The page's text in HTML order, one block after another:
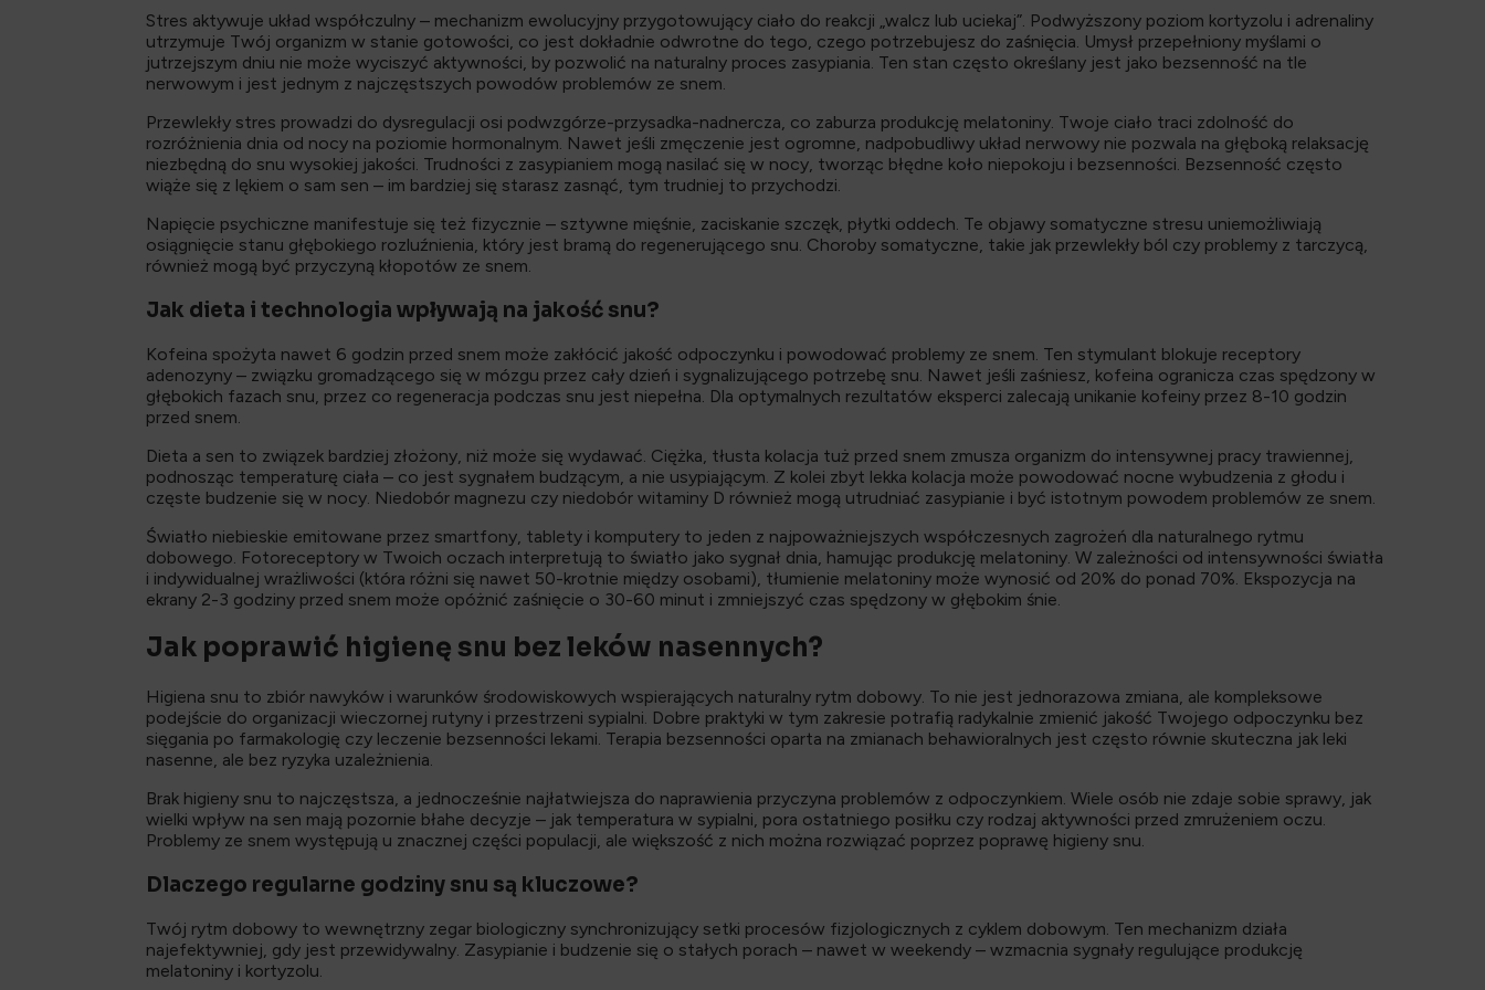
Stres aktywuje układ współczulny – mechanizm ewolucyjny przygotowujący ciało do reakcji „walcz lub uciekaj”. Podwyższony poziom kortyzolu i adrenaliny
utrzymuje Twój organizm w stanie gotowości, co jest dokładnie odwrotne do tego, czego potrzebujesz do zaśnięcia. Umysł przepełniony myślami o
jutrzejszym dniu nie może wyciszyć aktywności, by pozwolić na naturalny proces zasypiania. Ten stan często określany jest jako bezsenność na tle
nerwowym i jest jednym z najczęstszych powodów problemów ze snem.
Przewlekły stres prowadzi do dysregulacji osi podwzgórze-przysadka-nadnercza, co zaburza produkcję melatoniny. Twoje ciało traci zdolność do
rozróżnienia dnia od nocy na poziomie hormonalnym. Nawet jeśli zmęczenie jest ogromne, nadpobudliwy układ nerwowy nie pozwala na głęboką relaksację
niezbędną do snu wysokiej jakości. Trudności z zasypianiem mogą nasilać się w nocy, tworząc błędne koło niepokoju i bezsenności. Bezsenność często
wiąże się z lękiem o sam sen – im bardziej się starasz zasnąć, tym trudniej to przychodzi.
Napięcie psychiczne manifestuje się też fizycznie – sztywne mięśnie, zaciskanie szczęk, płytki oddech. Te objawy somatyczne stresu uniemożliwiają
osiągnięcie stanu głębokiego rozluźnienia, który jest bramą do regenerującego snu. Choroby somatyczne, takie jak przewlekły ból czy problemy z tarczycą,
również mogą być przyczyną kłopotów ze snem.
Jak dieta i technologia wpływają na jakość snu?
Kofeina spożyta nawet 6 godzin przed snem może zakłócić jakość odpoczynku i powodować problemy ze snem. Ten stymulant blokuje receptory
adenozyny – związku gromadzącego się w mózgu przez cały dzień i sygnalizującego potrzebę snu. Nawet jeśli zaśniesz, kofeina ogranicza czas spędzony w
głębokich fazach snu, przez co regeneracja podczas snu jest niepełna. Dla optymalnych rezultatów eksperci zalecają unikanie kofeiny przez 8-10 godzin
przed snem.
Dieta a sen to związek bardziej złożony, niż może się wydawać. Ciężka, tłusta kolacja tuż przed snem zmusza organizm do intensywnej pracy trawiennej,
podnosząc temperaturę ciała – co jest sygnałem budzącym, a nie usypiającym. Z kolei zbyt lekka kolacja może powodować nocne wybudzenia z głodu i
częste budzenie się w nocy. Niedobór magnezu czy niedobór witaminy D również mogą utrudniać zasypianie i być istotnym powodem problemów ze snem.
Światło niebieskie emitowane przez smartfony, tablety i komputery to jeden z najpoważniejszych współczesnych zagrożeń dla naturalnego rytmu
dobowego. Fotoreceptory w Twoich oczach interpretują to światło jako sygnał dnia, hamując produkcję melatoniny. W zależności od intensywności światła
i indywidualnej wrażliwości (która różni się nawet 50-krotnie między osobami), tłumienie melatoniny może wynosić od 20% do ponad 70%. Ekspozycja na
ekrany 2-3 godziny przed snem może opóżnić zaśnięcie o 30-60 minut i zmniejszyć czas spędzony w głębokim śnie.
Jak poprawić higienę snu bez leków nasennych?
Higiena snu to zbiór nawyków i warunków środowiskowych wspierających naturalny rytm dobowy. To nie jest jednorazowa zmiana, ale kompleksowe
podejście do organizacji wieczornej rutyny i przestrzeni sypialni. Dobre praktyki w tym zakresie potrafią radykalnie zmienić jakość Twojego odpoczynku bez
sięgania po farmakologię czy leczenie bezsenności lekami. Terapia bezsenności oparta na zmianach behawioralnych jest często równie skuteczna jak leki
nasenne, ale bez ryzyka uzależnienia.
Brak higieny snu to najczęstsza, a jednocześnie najłatwiejsza do naprawienia przyczyna problemów z odpoczynkiem. Wiele osób nie zdaje sobie sprawy, jak
wielki wpływ na sen mają pozornie błahe decyzje – jak temperatura w sypialni, pora ostatniego posiłku czy rodzaj aktywności przed zmrużeniem oczu.
Problemy ze snem występują u znacznej części populacji, ale większość z nich można rozwiązać poprzez poprawę higieny snu.
Dlaczego regularne godziny snu są kluczowe?
Twój rytm dobowy to wewnętrzny zegar biologiczny synchronizujący setki procesów fizjologicznych z cyklem dobowym. Ten mechanizm działa
najefektywniej, gdy jest przewidywalny. Zasypianie i budzenie się o stałych porach – nawet w weekendy – wzmacnia sygnały regulujące produkcję
melatoniny i kortyzolu.